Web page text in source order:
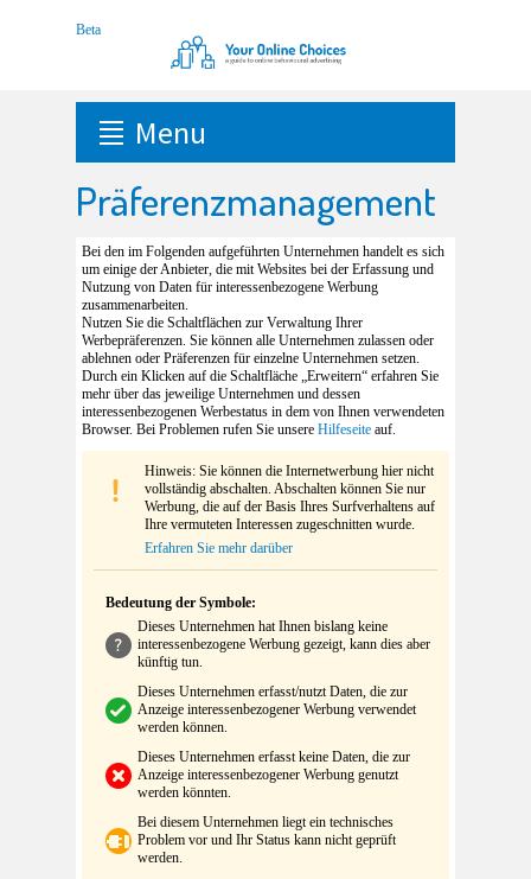
Menu
Präferenzmanagement
Bei den im Folgenden aufgeführten Unternehmen handelt es sich
um einige der Anbieter, die mit Websites bei der Erfassung und
Nutzung von Daten für interessenbezogene Werbung
zusammenarbeiten.
Nutzen Sie die Schaltflächen zur Verwaltung Ihrer
Werbepräferenzen. Sie können alle Unternehmen zulassen oder
ablehnen oder Präferenzen für einzelne Unternehmen setzen.
Durch ein Klicken auf die Schaltfläche „Erweitern“ erfahren Sie
mehr über das jeweilige Unternehmen und dessen
interessenbezogenen Werbestatus in dem von Ihnen verwendeten
Browser. Bei Problemen rufen Sie unsere Hilfeseite auf.
Hinweis: Sie können die Internetwerbung hier nicht
vollständig abschalten. Abschalten können Sie nur
Werbung, die auf der Basis Ihres Surfverhaltens auf
Ihre vermuteten Interessen zugeschnitten wurde.
Erfahren Sie mehr darüber
Bedeutung der Symbole:
Dieses Unternehmen hat Ihnen bislang keine
interessenbezogene Werbung gezeigt, kann dies aber
künftig tun.
Dieses Unternehmen erfasst/nutzt Daten, die zur
Anzeige interessenbezogener Werbung verwendet
werden können.
Dieses Unternehmen erfasst keine Daten, die zur
Anzeige interessenbezogener Werbung genutzt
werden könnten.
Bei diesem Unternehmen liegt ein technisches
Problem vor und Ihr Status kann nicht geprüft
werden.